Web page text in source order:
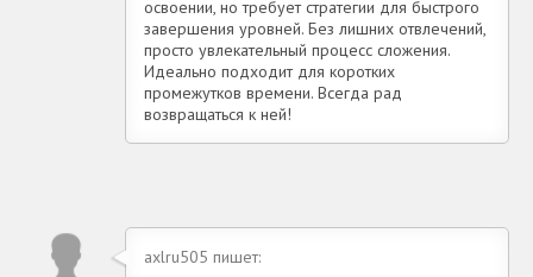
освоении, но требует стратегии для быстрого
завершения уровней. Без лишних отвлечений,
просто увлекательный процесс сложения.
Идеально подходит для коротких
промежутков времени. Всегда рад
возвращаться к ней!
axlru505 пишет: